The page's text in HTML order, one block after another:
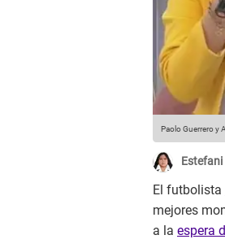
Paolo Guerrero y
El futbolista
mejores
a la espera